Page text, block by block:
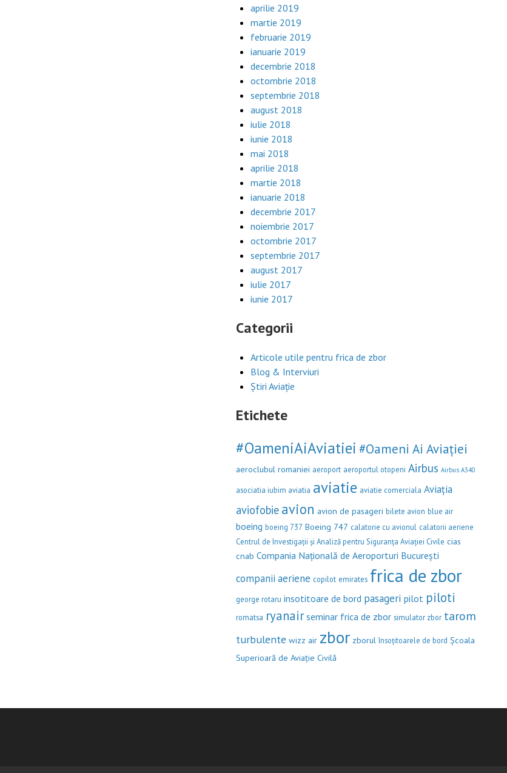
aprilie 2019
martie 2019
februarie 2019
ianuarie 2019
decembrie 2018
octombrie 2018
septembrie 2018
august 2018
iulie 2018
iunie 2018
mai 2018
aprilie 2018
martie 2018
ianuarie 2018
decembrie 2017
noiembrie 2017
octombrie 2017
septembrie 2017
august 2017
iulie 2017
iunie 2017
Categorii
Articole utile pentru frica de zbor
Blog & Interviuri
Știri Aviație
Etichete
#OameniAiAviatiei #Oameni Ai Aviației
aeroclubul romaniei aeroport aeroportul otopeni Airbus Airbus A340
asociatia iubim aviatia aviatie aviatie comerciala Aviația
aviofobie avion avion de pasageri bilete avion blue air
boeing boeing 737 Boeing 747 calatorie cu avionul calatorii aeriene
Centrul de Investigații și Analiză pentru Siguranța Aviației Civile cias
cnab Compania Națională de Aeroporturi București
companii aeriene copilot emirates frica de zbor
george rotaru insotitoare de bord pasageri pilot piloti
romatsa ryanair seminar frica de zbor simulator zbor tarom
turbulente wizz air zbor zborul însoțitoarele de bord Școala
Superioară de Aviație Civilă